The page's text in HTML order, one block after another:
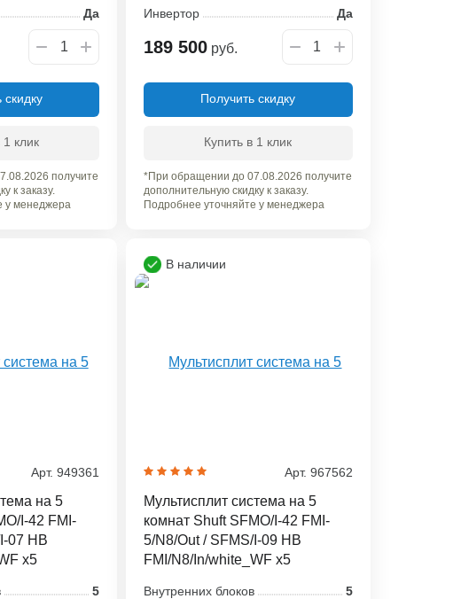
Да
скидку
1 клик
получите
к заказу.
у менеджера
Инвертор
Да
189 500 руб.
Получить скидку
Купить в 1 клик
*При обращении до 07.08.2026 получите
дополнительную скидку к заказу.
Подробнее уточняйте у менеджера
Арт. 949361
на 5
I-42 FMI-
07 HB
x5
5
В наличии
Арт. 967562
Мультисплит система на 5
комнат Shuft SFMO/I-42 FMI-
5/N8/Out / SFMS/I-09 HB
FMI/N8/In/white_WF x5
Внутренних блоков
5